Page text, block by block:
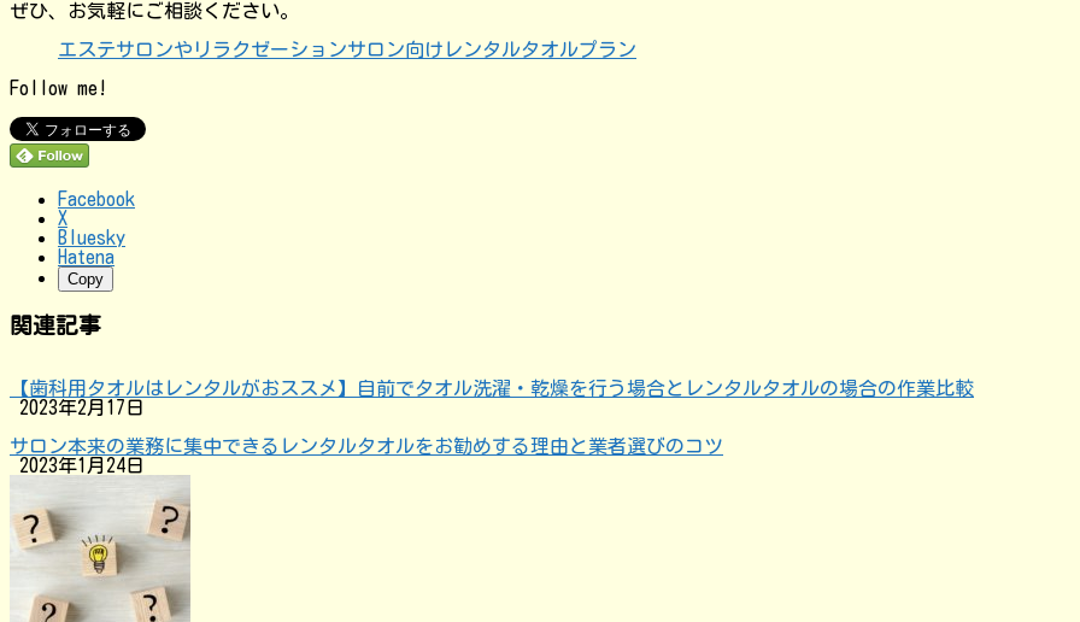
ぜひ、お気軽にご相談ください。
エステサロンやリラクゼーションサロン向けレンタルタオルプラン
Follow me!
Facebook
X
Bluesky
Hatena
Copy
関連記事
【歯科用タオルはレンタルがおススメ】自前でタオル洗濯・乾燥を行う場合とレンタルタオルの場合の作業比較
2023年2月17日
サロン本来の業務に集中できるレンタルタオルをお勧めする理由と業者選びのコツ
2023年1月24日